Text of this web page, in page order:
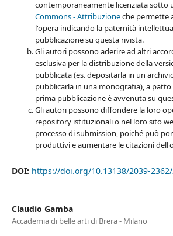
contemporaneamente licenziata sotto
Commons - Attribuzioneche permette
l'opera indicando la paternità
pubblicazione su questa rivista.
Gli autori possono aderire ad altri
esclusiva per la distribuzione della
pubblicata (es. depositarla in un
pubblicarla in una monografia), a patto
prima pubblicazione è avvenuta su
Gli autori possono diffondere la loro
repository istituzionali o nel loro sito
processo di submission, poiché può
produttivi e aumentare le citazioni
DOI: https://doi.org/10.13138/2039-
Claudio Gamba
Accademia di belle arti di Brera - Milano